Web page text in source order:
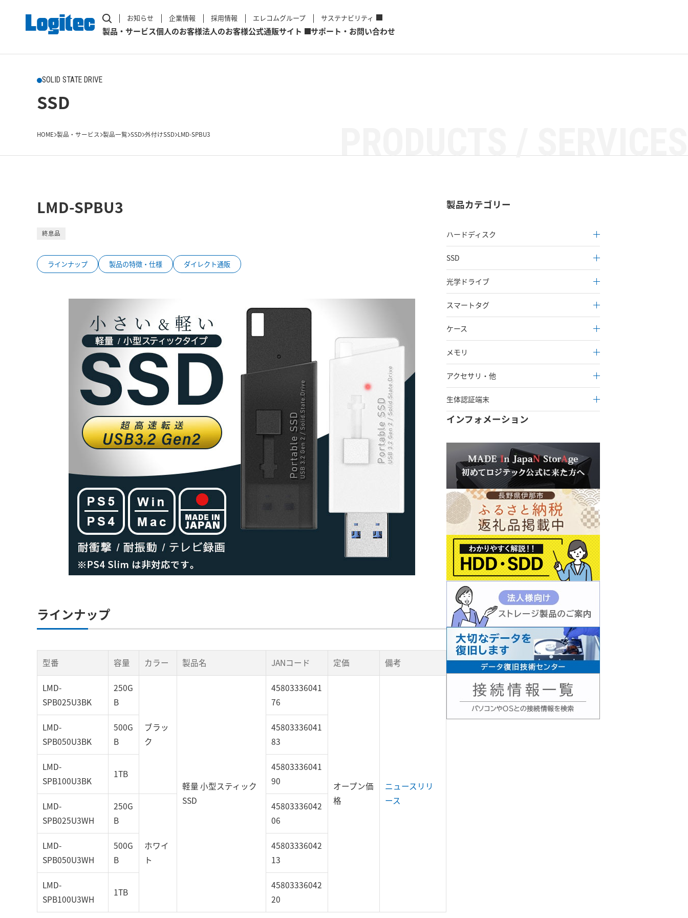
お知らせ 企業情報 採用情報 エレコムグループ サステナビリティ
製品・サービス個人のお客様法人のお客様公式通販サイト サポート・お問い合わせ
SOLID STATE DRIVE
SSD
HOME 製品・サービス 製品一覧 SSD 外付けSSD LMD-SPBU3
LMD-SPBU3
終息品
ラインナップ 製品の特徴・仕様 ダイレクト通販
ラインナップ
型番 容量 カラー 製品名 JANコード 定価 備考
LMD-
SPB025U3BK
250G
B
ブラッ
ク
軽量 小型スティック
SSD
45803336041
76
オープン価
格
ニュースリリ
ース
LMD-
SPB050U3BK
500G
B
45803336041
83
LMD-
SPB100U3BK
1TB
45803336041
90
LMD-
SPB025U3WH
250G
B
ホワイ
ト
45803336042
06
LMD-
SPB050U3WH
500G
B
45803336042
13
LMD-
SPB100U3WH
1TB
45803336042
20
製品カテゴリー
ハードディスク
SSD
光学ドライブ
スマートタグ
ケース
メモリ
アクセサリ・他
生体認証端末
インフォメーション